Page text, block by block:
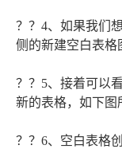
？？4、如果我们
侧的新建空白表格
？？5、接着可以
新的表格，如下图
？？6、空白表格